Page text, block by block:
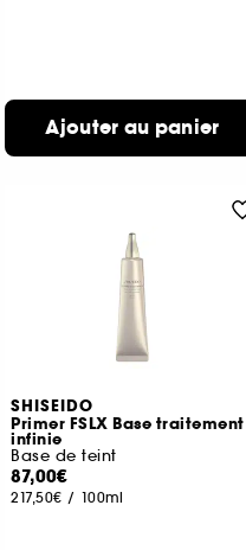
Ajouter au panier
SHISEIDO
Primer FSLX Base traitement
infinie
Base de teint
87,00€
217,50€ / 100ml